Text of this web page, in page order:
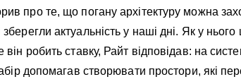
про те, що погану архітектуру можна
актуальність у наші дні. Як у
робить ставку, Райт відповідав: на
допомагав створювати простори, які